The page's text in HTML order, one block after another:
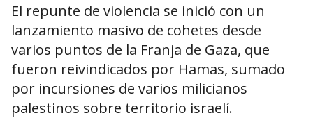
El repunte de violencia se inició con un
lanzamiento masivo de cohetes desde
varios puntos de la Franja de Gaza, que
fueron reivindicados por Hamas, sumado
por incursiones de varios milicianos
palestinos sobre territorio israelí.